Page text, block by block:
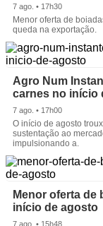
7 ago. • 17h30
Menor oferta de
queda na exportação.
Agro Num
carnes no início
7 ago. • 17h00
O início de agosto
sustentação ao
impulsionando a.
Menor oferta de
início de agosto
7 ago. • 15h48